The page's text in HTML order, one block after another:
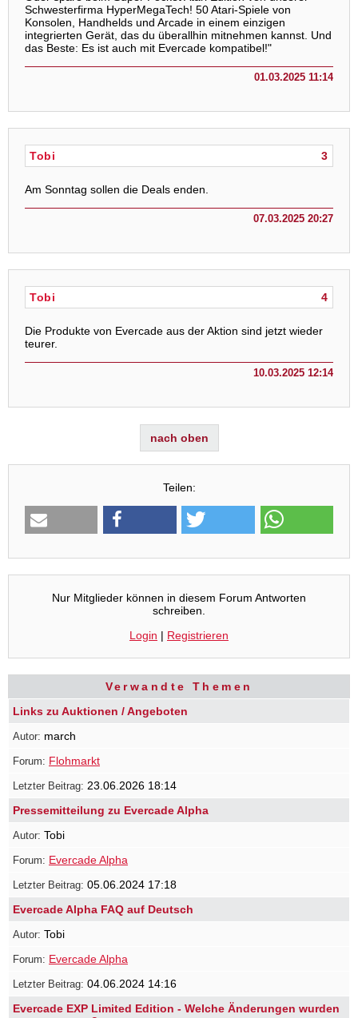
Schwesterfirma HyperMegaTech! 50 Atari-Spiele von
Konsolen, Handhelds und Arcade in einem einzigen
integrierten Gerät, das du überallhin mitnehmen kannst. Und
das Beste: Es ist auch mit Evercade kompatibel!"
01.03.2025 11:14
3
Tobi
Am Sonntag sollen die Deals enden.
07.03.2025 20:27
4
Tobi
Die Produkte von Evercade aus der Aktion sind jetzt wieder
teurer.
10.03.2025 12:14
nach oben
Teilen:
Nur Mitglieder können in diesem Forum Antworten
schreiben.
Login | Registrieren
Verwandte Themen
Links zu Auktionen / Angeboten
march
Flohmarkt
23.06.2026 18:14
Pressemitteilung zu Evercade Alpha
Tobi
Evercade Alpha
05.06.2024 17:18
Evercade Alpha FAQ auf Deutsch
Tobi
Evercade Alpha
04.06.2024 14:16
Evercade EXP Limited Edition - Welche Änderungen wurden